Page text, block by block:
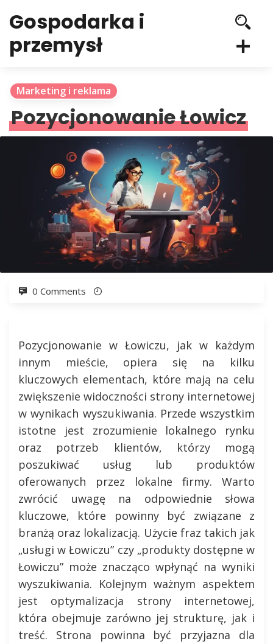
Gospodarka i
przemysł
Marketing i reklama
Pozycjonowanie Łowicz
0 Comments
Pozycjonowanie w Łowiczu, jak w każdym
innym mieście, opiera się na kilku
kluczowych elementach, które mają na celu
zwiększenie widoczności strony internetowej
w wynikach wyszukiwania. Przede wszystkim
istotne jest zrozumienie lokalnego rynku
oraz potrzeb klientów, którzy mogą
poszukiwać usług lub produktów
oferowanych przez lokalne firmy. Warto
zwrócić uwagę na odpowiednie słowa
kluczowe, które powinny być związane z
branżą oraz lokalizacją. Użycie fraz takich jak
„usługi w Łowiczu” czy „produkty dostępne w
Łowiczu” może znacząco wpłynąć na wyniki
wyszukiwania. Kolejnym ważnym aspektem
jest optymalizacja strony internetowej,
która obejmuje zarówno jej strukturę, jak i
treść. Strona powinna być przyjazna dla